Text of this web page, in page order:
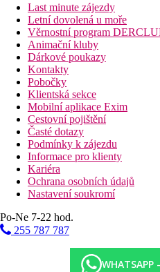
Last minute zájezdy
Letní dovolená u moře
Věrnostní program
Animační kluby
Dárkové poukazy
Kontakty
Pobočky
Klientská sekce
Mobilní aplikace Exim
Cestovní pojištění
Časté dotazy
Podmínky k zájezdu
Informace pro klienty
Kariéra
Ochrana osobních údajů
Nastavení soukromí
Po-Ne 7-22 hod.
255 787 787
WHATSAPP